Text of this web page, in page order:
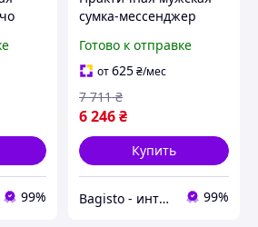
99%
сумка-мессенджер
Темно-синий.
Натуральная кожа
Готово к отправке
от625₴/мес
6 246₴
7 711 ₴
Купить
Bagisto - интернет магазин аксессуаров 99%